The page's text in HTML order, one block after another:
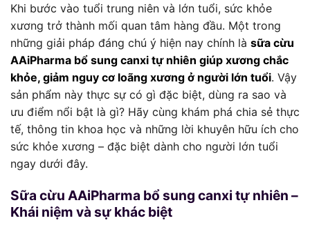
Khi bước vào tuổi trung niên và lớn tuổi, sức khỏe
xương trở thành mối quan tâm hàng đầu. Một trong
những giải pháp đáng chú ý hiện nay chính là sữa cừu
AAiPharma bổ sung canxi tự nhiên giúp xương chắc
khỏe, giảm nguy cơ loãng xương ở người lớn tuổi. Vậy
sản phẩm này thực sự có gì đặc biệt, dùng ra sao và
ưu điểm nổi bật là gì? Hãy cùng khám phá chia sẻ thực
tế, thông tin khoa học và những lời khuyên hữu ích cho
sức khỏe xương – đặc biệt dành cho người lớn tuổi
ngay dưới đây.
Sữa cừu AAiPharma bổ sung canxi tự nhiên –
Khái niệm và sự khác biệt